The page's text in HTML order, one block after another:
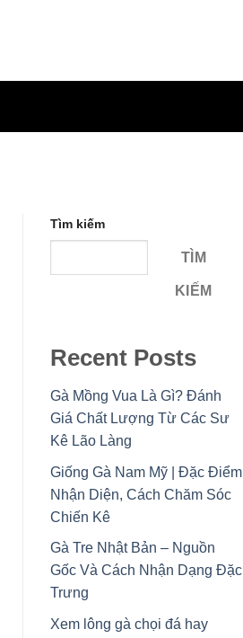
Tìm kiếm
TÌM
KIẾM
Recent Posts
Gà Mồng Vua Là Gì? Đánh
Giá Chất Lượng Từ Các Sư
Kê Lão Làng
Giống Gà Nam Mỹ | Đặc Điểm
Nhận Diện, Cách Chăm Sóc
Chiến Kê
Gà Tre Nhật Bản – Nguồn
Gốc Và Cách Nhận Dạng Đặc
Trưng
Xem lông gà chọi đá hay